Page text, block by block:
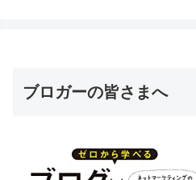
ブロガーの皆さまへ